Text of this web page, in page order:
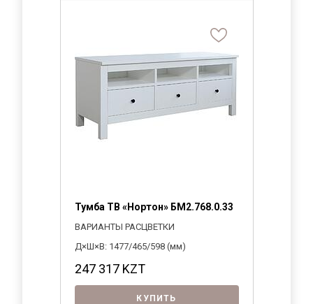
Тумба ТВ «Нортон» БМ2.768.0.33
ВАРИАНТЫ РАСЦВЕТКИ
Д×Ш×В: 1477/465/598 (мм)
247 317 KZT
КУПИТЬ